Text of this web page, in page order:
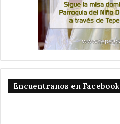
Encuentranos en Facebook